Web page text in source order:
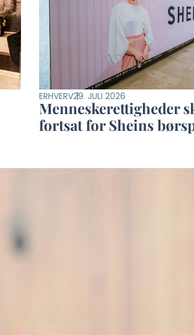
ERHVERV29. JULI 2026
Menneskerettigheder
fortsat for Sheins